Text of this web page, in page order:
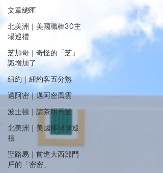
文章總匯
北美洲｜美國職棒30主
場巡禮
芝加哥｜奇怪的「芝」
識增加了
紐約｜紐約客五分熟
邁阿密｜邁阿密風雲
波士頓｜請茶明再波
北美洲｜美國棒球場巡
禮
聖路易｜前進大西部門
戶的「密密」